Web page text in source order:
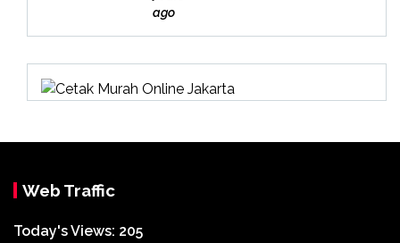
Bek
ago
Web Traffic
Today's Views: 205